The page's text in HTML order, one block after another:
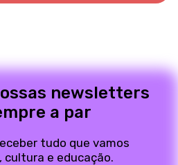
newsletters
a par
tudo que vamos
cultura e educação.